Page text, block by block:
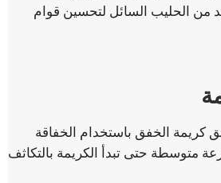
من الحليب السائل لتحسين قوام
كريمة الخفق باستخدام الخفاقة
متوسطة حتى تبدأ الكريمة بالتكاثف